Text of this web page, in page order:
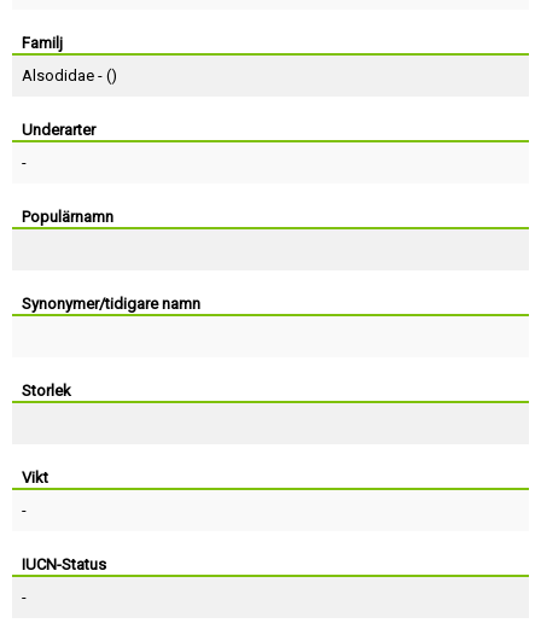
Familj
Alsodidae - ()
Underarter
-
Populärnamn
Synonymer/tidigare namn
Storlek
Vikt
-
IUCN-Status
-
Terms of Service